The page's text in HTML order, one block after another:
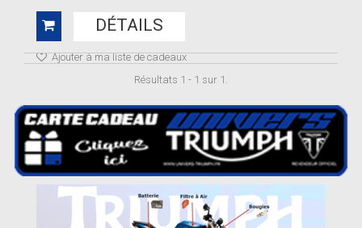
DÉTAILS
Ajouter à ma liste de cadeaux
Résultats 1 - 1 sur 1.